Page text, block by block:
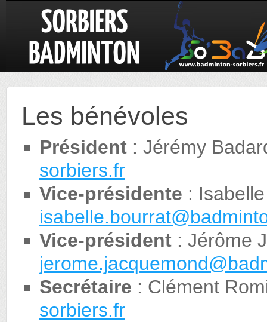
Les bénévoles
Président : Jérémy
sorbiers.fr
Vice-présidente :
Vice-président : Jérôme
Secrétaire : Clément
sorbiers.fr